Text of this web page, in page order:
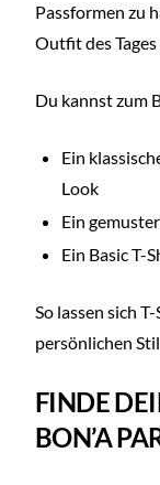
Passformen zu
Outfit des Tages
Du kannst zum
Ein
Look
Ein
Ein Basic T-
So lassen sich
persönlichen
FINDE
BON’A